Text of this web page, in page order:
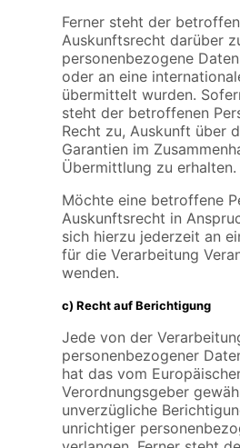
Ferner steht der
Auskunftsrecht darüber
personenbezogene
oder an eine
übermittelt wurden.
steht der betroffenen
Recht zu, Auskunft über
Garantien im
Übermittlung zu erhalten.
Möchte eine betroffene
Auskunftsrecht in
sich hierzu jederzeit an
für die Verarbeitung
wenden.
c) Recht auf Berichtigung
Jede von der
personenbezogener
hat das vom
Verordnungsgeber
unverzügliche
unrichtiger